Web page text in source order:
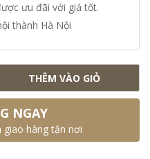
ưu đãi với giá tốt.
thành Hà Nội
THÊM VÀO GIỎ
NGAY
giao hàng tận nơi